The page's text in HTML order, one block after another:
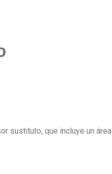
sustituto, que incluye un área